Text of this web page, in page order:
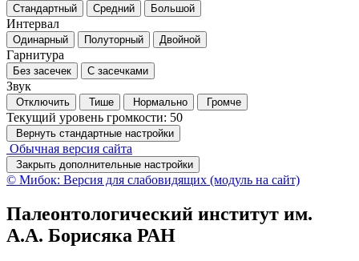
Стандартный Средний Большой
Интервал
Одинарный Полуторный Двойной
Гарнитура
Без засечек С засечками
Звук
Отключить Тише Нормально Громче
Текущий уровень громкости: 50
Вернуть стандартные настройки
Обычная версия сайта
Закрыть дополнительные настройки
© Мибок: Версия для слабовидящих (модуль на сайт)
Палеонтологический институт им.
А.А. Борисяка РАН